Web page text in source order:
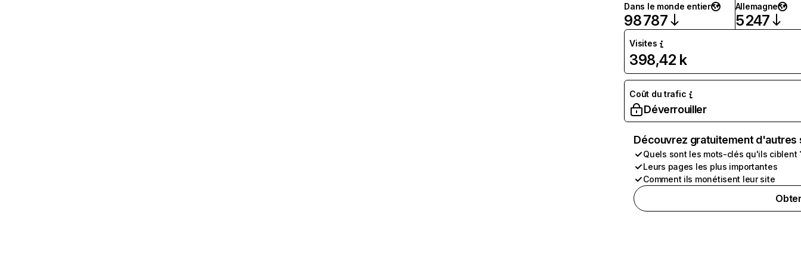
Dans le monde entier
98 787
Allemagne
5 247
Visites
398,42 k
Coût du trafic
Déverrouiller
Découvrez gratuitement
Quels sont les mots-clés qu'ils ciblent
Leurs pages les plus importantes
Comment ils monétisent leur site